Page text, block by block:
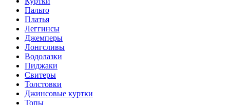
Пальто
Платья
Леггинсы
Джемперы
Лонгсливы
Водолазки
Пиджаки
Свитеры
Толстовки
Джинсовые куртки
Топы